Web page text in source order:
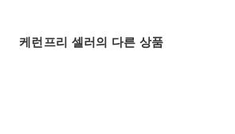
케런프리 셀러의 다른 상품